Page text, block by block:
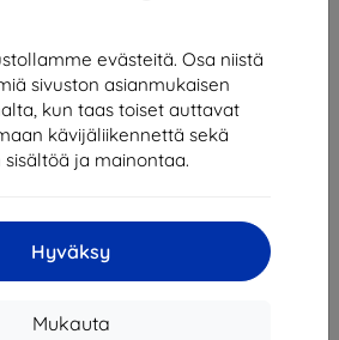
evästeitä. Osa niistä
sivuston asianmukaisen
kun taas toiset auttavat
kävijäliikennettä sekä
ja mainontaa.
Hyväksy
Mukauta
SE